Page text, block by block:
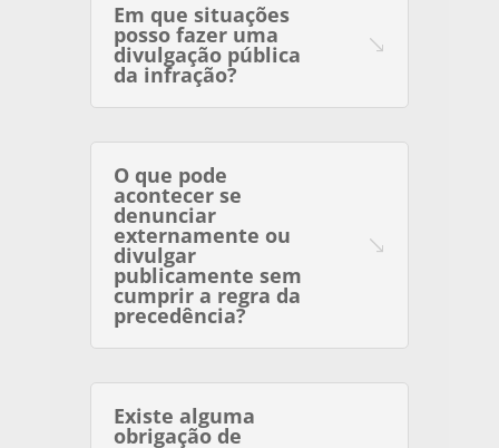
Em que situações
posso fazer uma
divulgação pública
da infração?
O que pode
acontecer se
denunciar
externamente ou
divulgar
publicamente sem
cumprir a regra da
precedência?
Existe alguma
obrigação de